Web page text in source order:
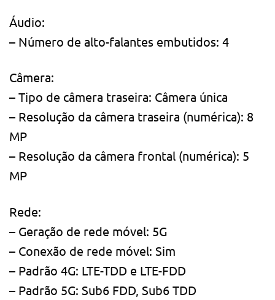
Áudio:
– Número de alto-falantes embutidos: 4
Câmera:
– Tipo de câmera traseira: Câmera única
– Resolução da câmera traseira (numérica): 8
MP
– Resolução da câmera frontal (numérica): 5
MP
Rede:
– Geração de rede móvel: 5G
– Conexão de rede móvel: Sim
– Padrão 4G: LTE-TDD e LTE-FDD
– Padrão 5G: Sub6 FDD, Sub6 TDD